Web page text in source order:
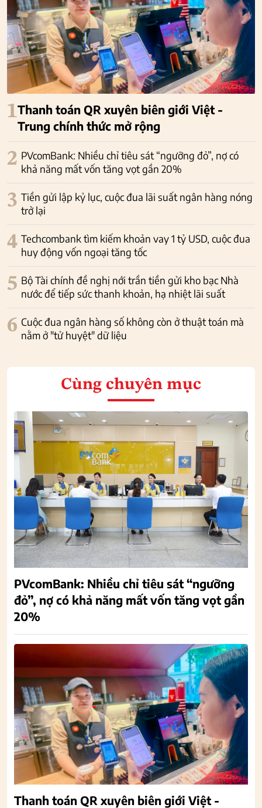
1Thanh toán QR xuyên biên giới Việt -
Trung chính thức mở rộng
2 PVcomBank: Nhiều chỉ tiêu sát “ngưỡng đỏ”, nợ có
khả năng mất vốn tăng vọt gần 20%
3 Tiền gửi lập kỷ lục, cuộc đua lãi suất ngân hàng nóng
trở lại
4 Techcombank tìm kiếm khoản vay 1 tỷ USD, cuộc đua
huy động vốn ngoại tăng tốc
5 Bộ Tài chính đề nghị nới trần tiền gửi kho bạc Nhà
nước để tiếp sức thanh khoản, hạ nhiệt lãi suất
6 Cuộc đua ngân hàng số không còn ở thuật toán mà
nằm ở "tử huyệt" dữ liệu
Cùng chuyên mục
PVcomBank: Nhiều chỉ tiêu sát “ngưỡng
đỏ”, nợ có khả năng mất vốn tăng vọt gần
20%
Thanh toán QR xuyên biên giới Việt -